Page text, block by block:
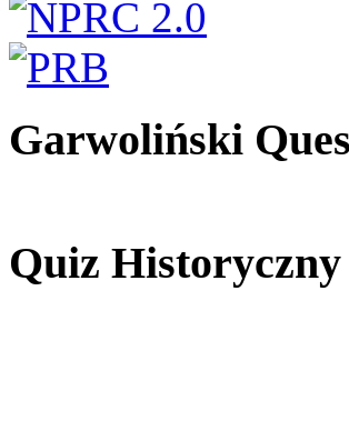
Garwoliński
Quiz Historyczny